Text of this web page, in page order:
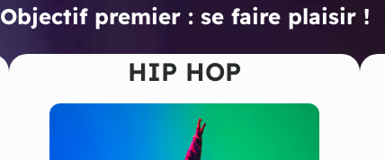
Objectif premier : se faire plaisir !
HIP HOP